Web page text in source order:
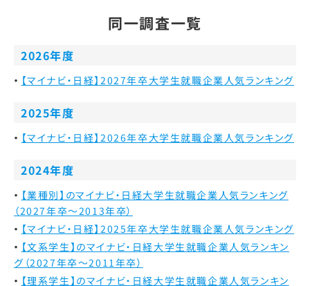
同一調査一覧
2026年度
【マイナビ・日経】2027年卒大学生就職企業人気ランキング
2025年度
【マイナビ・日経】2026年卒大学生就職企業人気ランキング
2024年度
【業種別】のマイナビ・日経大学生就職企業人気ランキング
（2027年卒～2013年卒）
【マイナビ・日経】2025年卒大学生就職企業人気ランキング
【文系学生】のマイナビ・日経大学生就職企業人気ランキン
グ（2027年卒～2011年卒）
【理系学生】のマイナビ・日経大学生就職企業人気ランキン